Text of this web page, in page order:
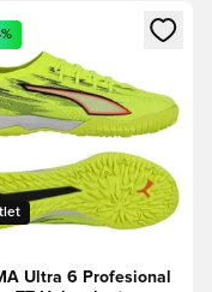
como
un modal para iniciar
Ultra 6 Profesional